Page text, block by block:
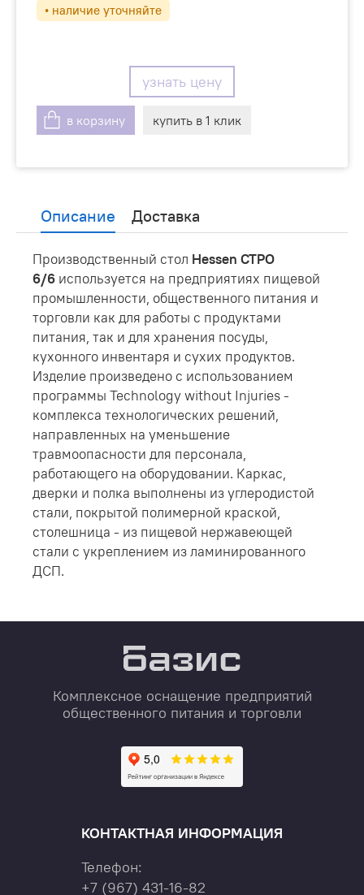
• наличие уточняйте
узнать цену
в корзину купить в 1 клик
Описание Доставка
Производственный стол Hessen СТРО
6/6 используется на предприятиях пищевой
промышленности, общественного питания и
торговли как для работы с продуктами
питания, так и для хранения посуды,
кухонного инвентаря и сухих продуктов.
Изделие произведено с использованием
программы Technology without Injuries -
комплекса технологических решений,
направленных на уменьшение
травмоопасности для персонала,
работающего на оборудовании. Каркас,
дверки и полка выполнены из углеродистой
стали, покрытой полимерной краской,
столешница - из пищевой нержавеющей
стали с укреплением из ламинированного
ДСП.
Комплексное оснащение предприятий
общественного питания и торговли
КОНТАКТНАЯ ИНФОРМАЦИЯ
Телефон:
+7 (967) 431-16-82